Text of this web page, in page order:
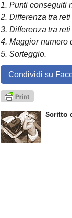
1. Punti conseguiti
2. Differenza tra
3. Differenza tra
4. Maggior numero
5. Sorteggio.
Condividi su
Scritto